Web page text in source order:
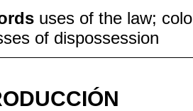
uses of the law;
of dispossession